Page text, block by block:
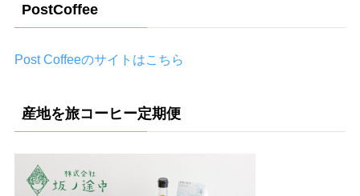
PostCoffee
Post Coffeeのサイトはこちら
産地を旅コーヒー定期便